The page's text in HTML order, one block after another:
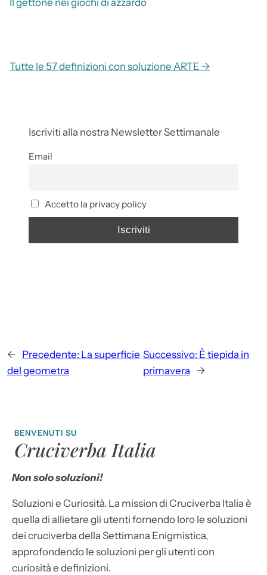
Il gettone nei giochi di azzardo
Tutte le 57 definizioni con soluzione ARTE →
Iscriviti alla nostra Newsletter Settimanale
Email
Accetto la privacy policy
← Precedente: La superficie
del geometra
Successivo: È tiepida in
primavera
→
BENVENUTI SU
Cruciverba Italia
Non solo soluzioni!
Soluzioni e Curiosità. La mission di Cruciverba Italia è
quella di allietare gli utenti fornendo loro le soluzioni
dei cruciverba della Settimana Enigmistica,
approfondendo le soluzioni per gli utenti con
curiosità e definizioni.